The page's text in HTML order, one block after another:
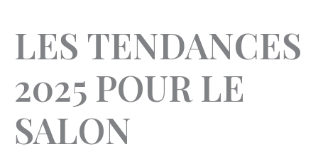
LES TENDANCES
2025 POUR LE
SALON